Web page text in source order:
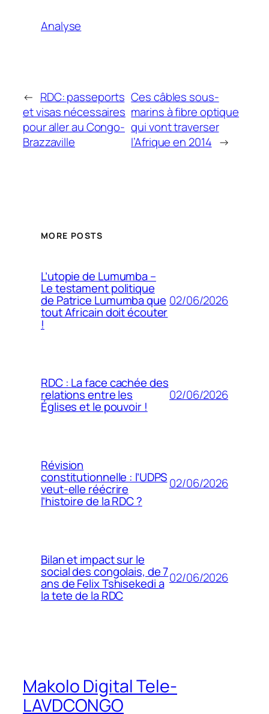
Analyse
← RDC: passeports
et visas nécessaires
pour aller au Congo-
Brazzaville
Ces câbles sous-
marins à fibre optique
qui vont traverser
l’Afrique en 2014 →
MORE POSTS
L’utopie de Lumumba –
Le testament politique
de Patrice Lumumba que
tout Africain doit écouter
!
02/06/2026
RDC : La face cachée des
relations entre les
Églises et le pouvoir !
02/06/2026
Révision
constitutionnelle : l’UDPS
veut-elle réécrire
l’histoire de la RDC ?
02/06/2026
Bilan et impact sur le
social des congolais, de 7
ans de Felix Tshisekedi a
la tete de la RDC
02/06/2026
Makolo Digital Tele-
LAVDCONGO